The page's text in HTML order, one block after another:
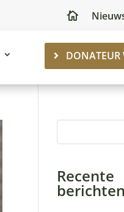

DONATEUR
Recente
berichten